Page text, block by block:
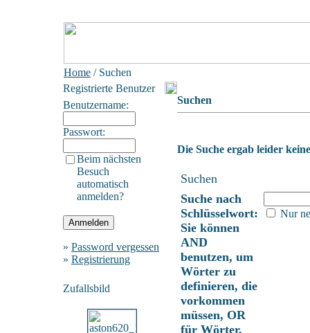
Home / Suchen
Registrierte Benutzer
Benutzername:
Passwort:
Beim nächsten
Besuch
automatisch
anmelden?
» Password vergessen
» Registrierung
Zufallsbild
Suchen
Die Suche ergab leider
Suchen
Suche nach
Schlüsselwort:
Sie können
AND
benutzen, um
Wörter zu
definieren, die
vorkommen
müssen, OR
für Wörter,
Nur